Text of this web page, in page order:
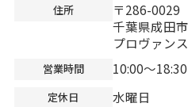
住所
〒286-0029
千葉県成田
プロヴァン
営業時間 10:00～18:30
定休日 水曜日